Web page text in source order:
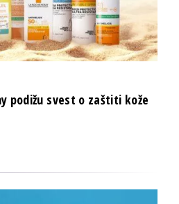
podižu svest o zaštiti kože